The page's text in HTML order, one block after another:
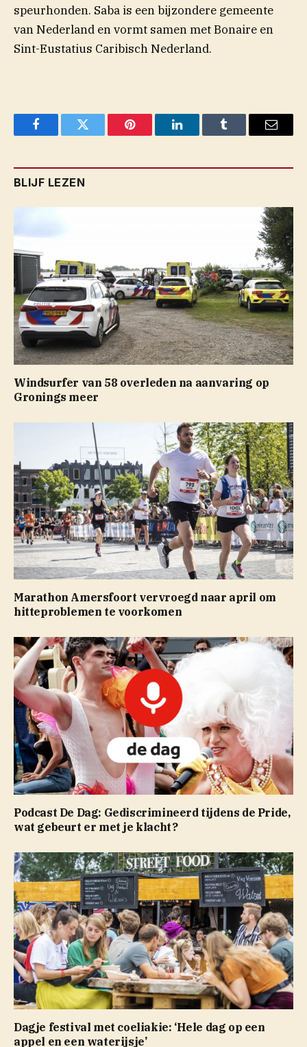
speurhonden. Saba is een bijzondere gemeente
van Nederland en vormt samen met Bonaire en
Sint-Eustatius Caribisch Nederland.
FacebookTwitter Pinterest LinkedInTumblr Email
BLIJF LEZEN
Windsurfer van 58 overleden na aanvaring op
Gronings meer
Marathon Amersfoort vervroegd naar april om
hitteproblemen te voorkomen
Podcast De Dag: Gediscrimineerd tijdens de Pride,
wat gebeurt er met je klacht?
Dagje festival met coeliakie: ‘Hele dag op een
appel en een waterijsje’